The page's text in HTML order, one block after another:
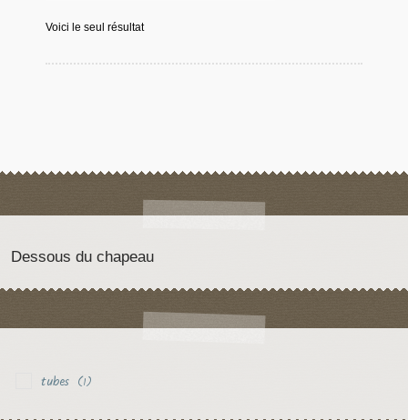
Voici le seul résultat
Dessous du chapeau
tubes (1)